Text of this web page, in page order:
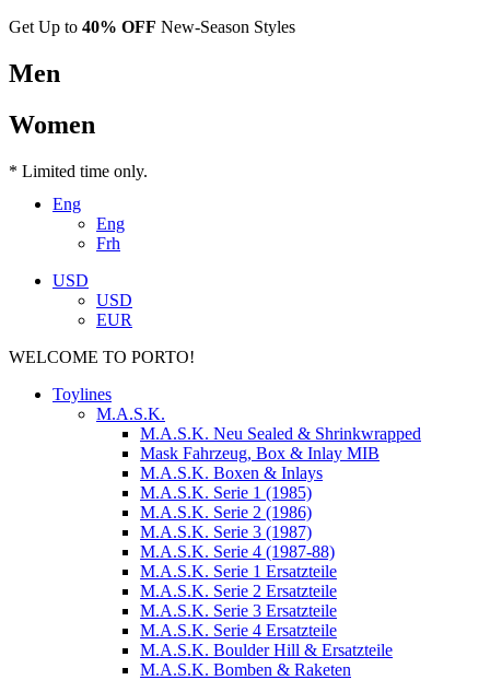
Get Up to 40% OFF New-Season Styles
Men
Women
* Limited time only.
Eng
Eng
Frh
USD
USD
EUR
WELCOME TO PORTO!
Toylines
M.A.S.K.
M.A.S.K. Neu Sealed & Shrinkwrapped
Mask Fahrzeug, Box & Inlay MIB
M.A.S.K. Boxen & Inlays
M.A.S.K. Serie 1 (1985)
M.A.S.K. Serie 2 (1986)
M.A.S.K. Serie 3 (1987)
M.A.S.K. Serie 4 (1987-88)
M.A.S.K. Serie 1 Ersatzteile
M.A.S.K. Serie 2 Ersatzteile
M.A.S.K. Serie 3 Ersatzteile
M.A.S.K. Serie 4 Ersatzteile
M.A.S.K. Boulder Hill & Ersatzteile
M.A.S.K. Bomben & Raketen